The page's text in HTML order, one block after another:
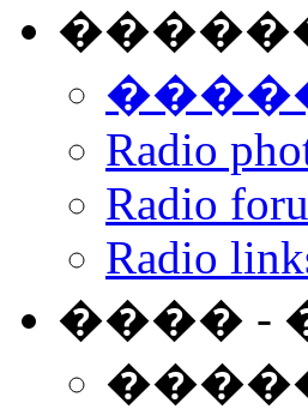
Radio
Radio
Radio
���� -